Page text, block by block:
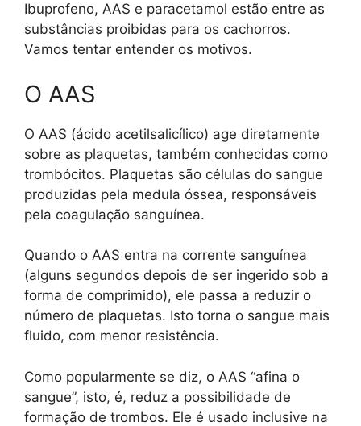
Ibuprofeno, AAS e paracetamol estão entre as
substâncias proibidas para os cachorros.
Vamos tentar entender os motivos.
O AAS
O AAS (ácido acetilsalicílico) age diretamente
sobre as plaquetas, também conhecidas como
trombócitos. Plaquetas são células do sangue
produzidas pela medula óssea, responsáveis
pela coagulação sanguínea.
Quando o AAS entra na corrente sanguínea
(alguns segundos depois de ser ingerido sob a
forma de comprimido), ele passa a reduzir o
número de plaquetas. Isto torna o sangue mais
fluido, com menor resistência.
Como popularmente se diz, o AAS “afina o
sangue”, isto, é, reduz a possibilidade de
formação de trombos. Ele é usado inclusive na